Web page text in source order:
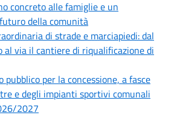
concreto alle famiglie e un
della comunità
di strade e marciapiedi: dal
al via il cantiere di riqualificazione di
pubblico per la concessione, a fasce
e degli impianti sportivi comunali
2027